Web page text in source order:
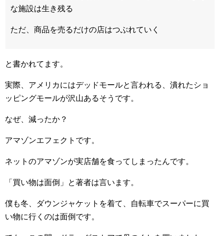
な施設は生き残る
ただ、商品を売るだけの店はつぶれていく
と書かれてます。
実際、アメリカにはデッドモールと言われる、潰れたショ
ッピングモールが沢山あるそうです。
なぜ、減ったか？
アマゾンエフェクトです。
ネットのアマゾンが実店舗を食ってしまったんです。
「買い物は面倒」と著者は言います。
僕も冬、ダウンジャケットを着て、自転車でスーパーに買
い物に行くのは面倒です。